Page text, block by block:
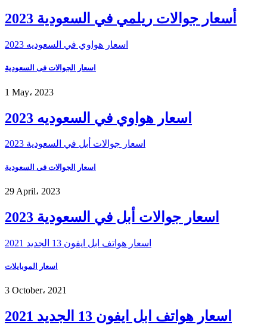
أسعار جوالات ريلمي في السعودية 2023
اسعار هواوي في السعوديه 2023
اسعار الجوالات فى السعودية
1 May، 2023
اسعار هواوي في السعوديه 2023
اسعار جوالات أبل في السعودية 2023
اسعار الجوالات فى السعودية
29 April، 2023
اسعار جوالات أبل في السعودية 2023
اسعار هواتف ابل ايفون 13 الجديد 2021
اسعار الموبايلات
3 October، 2021
اسعار هواتف ابل ايفون 13 الجديد 2021